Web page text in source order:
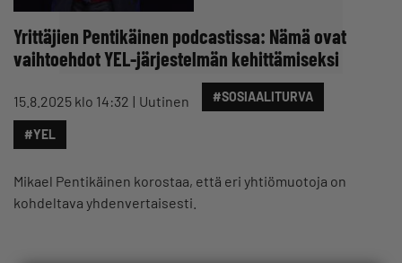
Yrittäjien Pentikäinen podcastissa: Nämä ovat
vaihtoehdot YEL-järjestelmän kehittämiseksi
15.8.2025 klo 14:32 Uutinen #SOSIAALITURVA
#YEL
Mikael Pentikäinen korostaa, että eri yhtiömuotoja on
kohdeltava yhdenvertaisesti.